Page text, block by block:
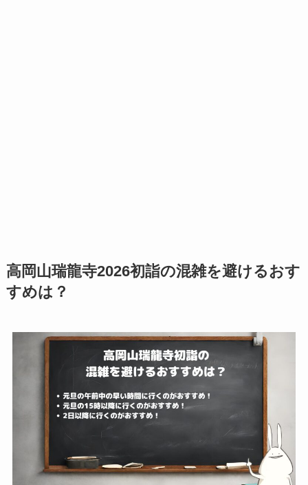
高岡山瑞龍寺2026初詣の混雑を避けるおす
すめは？